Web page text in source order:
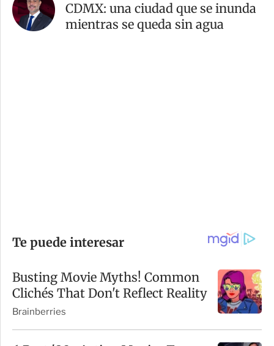
CDMX: una ciudad que se inunda
mientras se queda sin agua